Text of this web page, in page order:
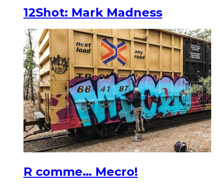
12Shot: Mark Madness
R comme… Mecro!